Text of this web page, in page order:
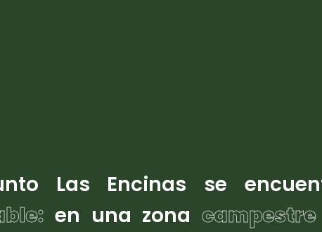
Las Encinas se
en una zonacampestre